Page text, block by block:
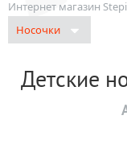
Интернет магазин
Носочки
Детские